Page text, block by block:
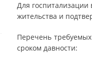
Для
жительства и
Перечень
сроком давности: